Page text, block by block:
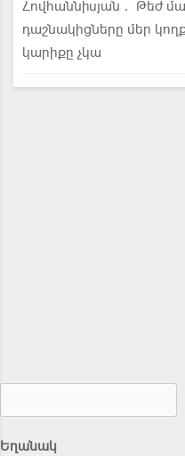
Հովհաննիսյան․ Թեժ
դաշնակիցները մեր
կարիքը չկա
Եղանակ